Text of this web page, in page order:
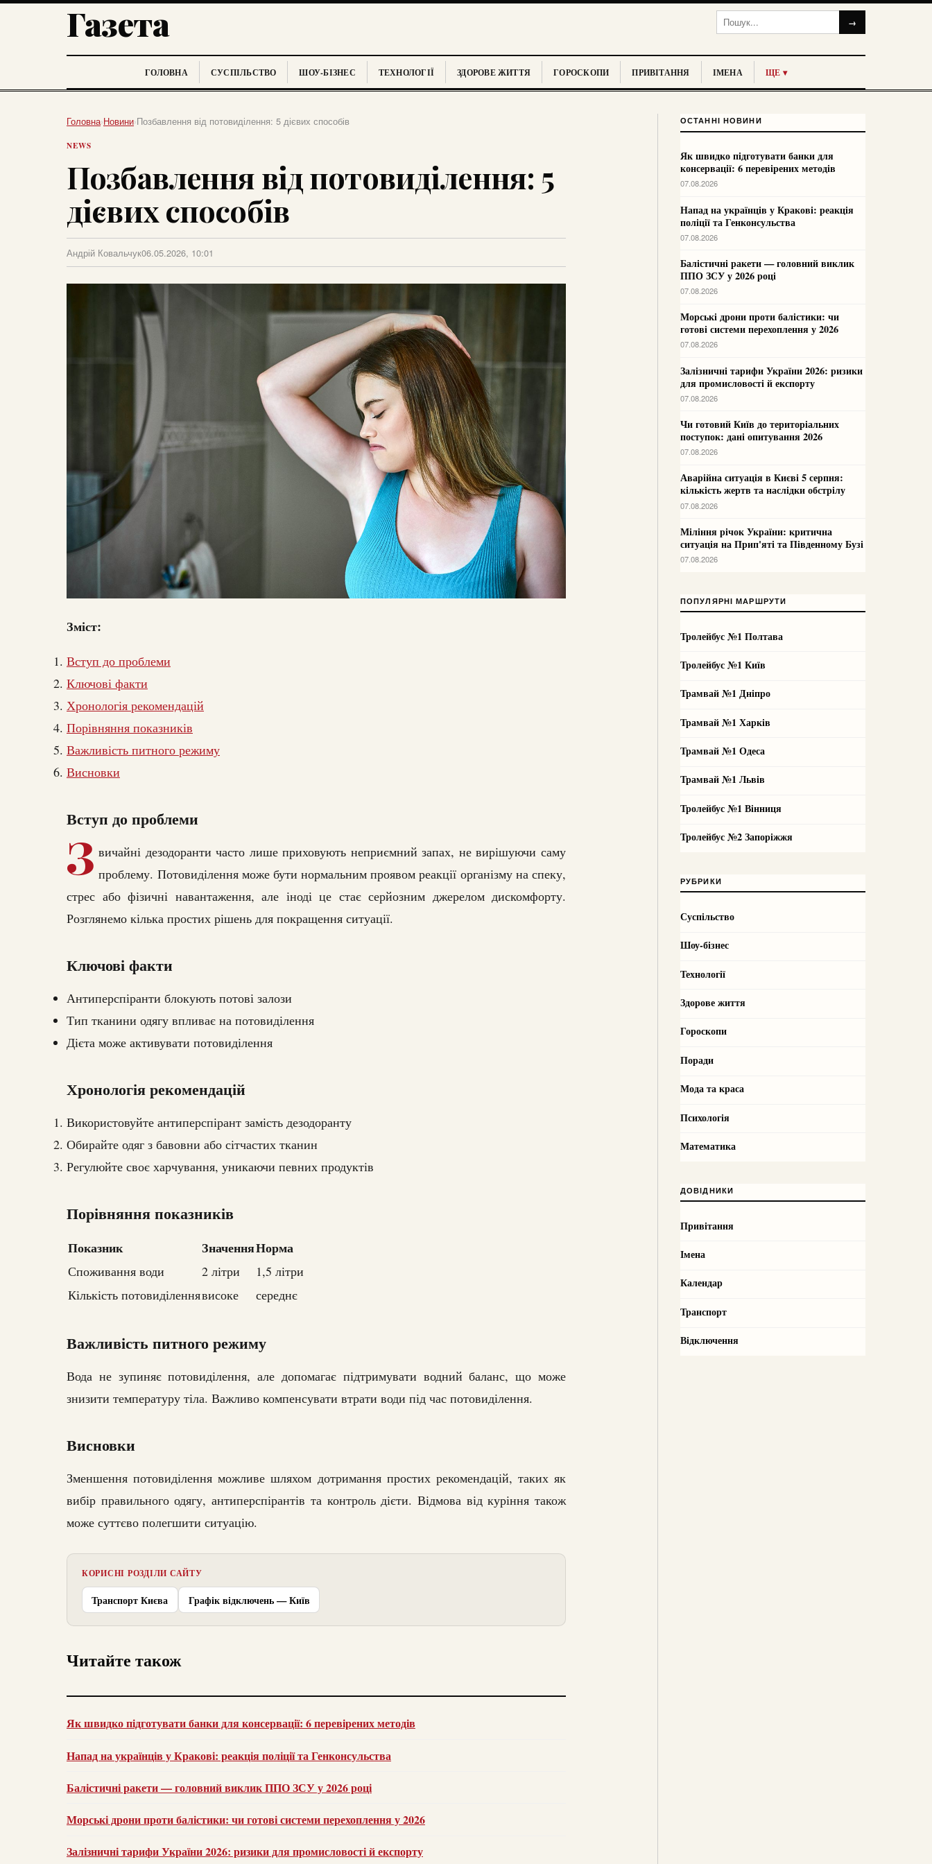
Газета →
ГОЛОВНА СУСПІЛЬСТВО ШОУ-БІЗНЕС ТЕХНОЛОГІЇ ЗДОРОВЕ ЖИТТЯ ГОРОСКОПИ ПРИВІТАННЯ ІМЕНА ЩЕ ▾
Головна›Новини›Позбавлення від потовиділення: 5 дієвих способів
NEWS
Позбавлення від потовиділення: 5
дієвих способів
Андрій Ковальчук06.05.2026, 10:01
Зміст:
Вступ до проблеми
Ключові факти
Хронологія рекомендацій
Порівняння показників
Важливість питного режиму
Висновки
Вступ до проблеми
З вичайні дезодоранти часто лише приховують неприємний запах, не вирішуючи саму
проблему. Потовиділення може бути нормальним проявом реакції організму на спеку,
стрес або фізичні навантаження, але іноді це стає серйозним джерелом дискомфорту.
Розглянемо кілька простих рішень для покращення ситуації.
Ключові факти
Антиперспіранти блокують потові залози
Тип тканини одягу впливає на потовиділення
Дієта може активувати потовиділення
Хронологія рекомендацій
Використовуйте антиперспірант замість дезодоранту
Обирайте одяг з бавовни або сітчастих тканин
Регулюйте своє харчування, уникаючи певних продуктів
Порівняння показників
Показник ЗначенняНорма
Споживання води 2 літри
1,5 літри
Кількість потовиділеннявисоке середнє
Важливість питного режиму
Вода не зупиняє потовиділення, але допомагає підтримувати водний баланс, що може
знизити температуру тіла. Важливо компенсувати втрати води під час потовиділення.
Висновки
Зменшення потовиділення можливе шляхом дотримання простих рекомендацій, таких як
вибір правильного одягу, антиперспірантів та контроль дієти. Відмова від куріння також
може суттєво полегшити ситуацію.
КОРИСНІ РОЗДІЛИ САЙТУ
Транспорт Києва Графік відключень — Київ
Читайте також
Як швидко підготувати банки для консервації: 6 перевірених методів
Напад на українців у Кракові: реакція поліції та Генконсульства
Балістичні ракети — головний виклик ППО ЗСУ у 2026 році
Морські дрони проти балістики: чи готові системи перехоплення у 2026
Залізничні тарифи України 2026: ризики для промисловості й експорту
ОСТАННІ НОВИНИ
Як швидко підготувати банки для
консервації: 6 перевірених методів
07.08.2026
Напад на українців у Кракові: реакція
поліції та Генконсульства
07.08.2026
Балістичні ракети — головний виклик
ППО ЗСУ у 2026 році
07.08.2026
Морські дрони проти балістики: чи
готові системи перехоплення у 2026
07.08.2026
Залізничні тарифи України 2026: ризики
для промисловості й експорту
07.08.2026
Чи готовий Київ до територіальних
поступок: дані опитування 2026
07.08.2026
Аварійна ситуація в Києві 5 серпня:
кількість жертв та наслідки обстрілу
07.08.2026
Міління річок України: критична
ситуація на Прип'яті та Південному Бузі
07.08.2026
ПОПУЛЯРНІ МАРШРУТИ
Тролейбус №1 Полтава
Тролейбус №1 Київ
Трамвай №1 Дніпро
Трамвай №1 Харків
Трамвай №1 Одеса
Трамвай №1 Львів
Тролейбус №1 Вінниця
Тролейбус №2 Запоріжжя
РУБРИКИ
Суспільство
Шоу-бізнес
Технології
Здорове життя
Гороскопи
Поради
Мода та краса
Психологія
Математика
ДОВІДНИКИ
Привітання
Імена
Календар
Транспорт
Відключення